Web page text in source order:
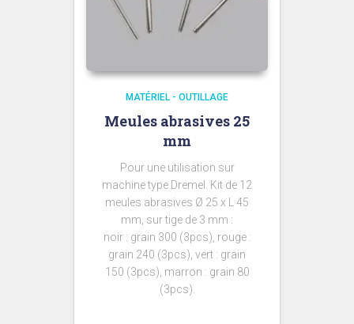
MATÉRIEL - OUTILLAGE
Meules abrasives 25
mm
Pour une utilisation sur
machine type Dremel. Kit de 12
meules abrasives Ø 25 x L 45
mm, sur tige de 3 mm :
noir : grain 300 (3pcs), rouge :
grain 240 (3pcs), vert : grain
150 (3pcs), marron : grain 80
(3pcs).